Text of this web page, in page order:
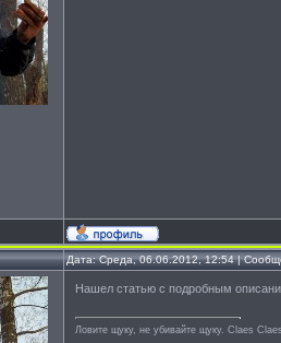
Дата: Среда, 06.06.2012, 12:54 |
Нашел статью с подробным
Ловите щуку, не убивайте щуку. Сlaes